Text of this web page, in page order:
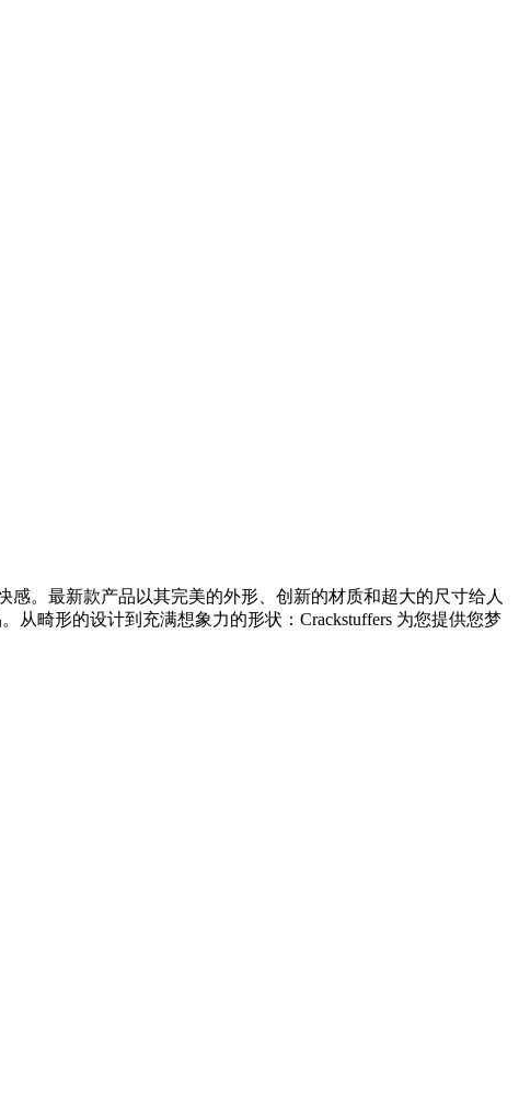
感。最新款产品以其完美的外形、创新的材质和超大的尺寸给人
畸形的设计到充满想象力的形状：Crackstuffers 为您提供您梦